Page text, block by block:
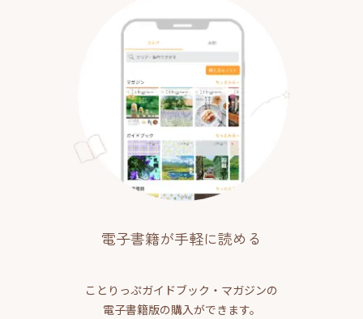
電子書籍が手軽に読める
ことりっぷガイドブック・マガジンの
電子書籍版の購入ができます。